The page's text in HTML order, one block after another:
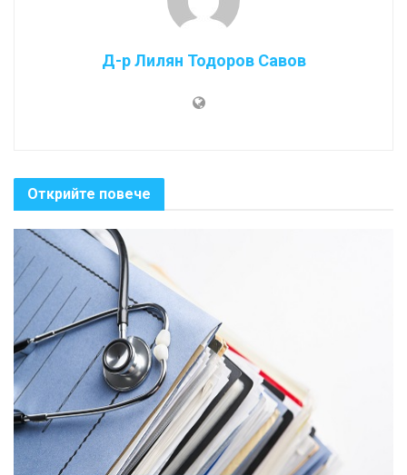
Д-р Лилян Тодоров Савов
Открийте повече